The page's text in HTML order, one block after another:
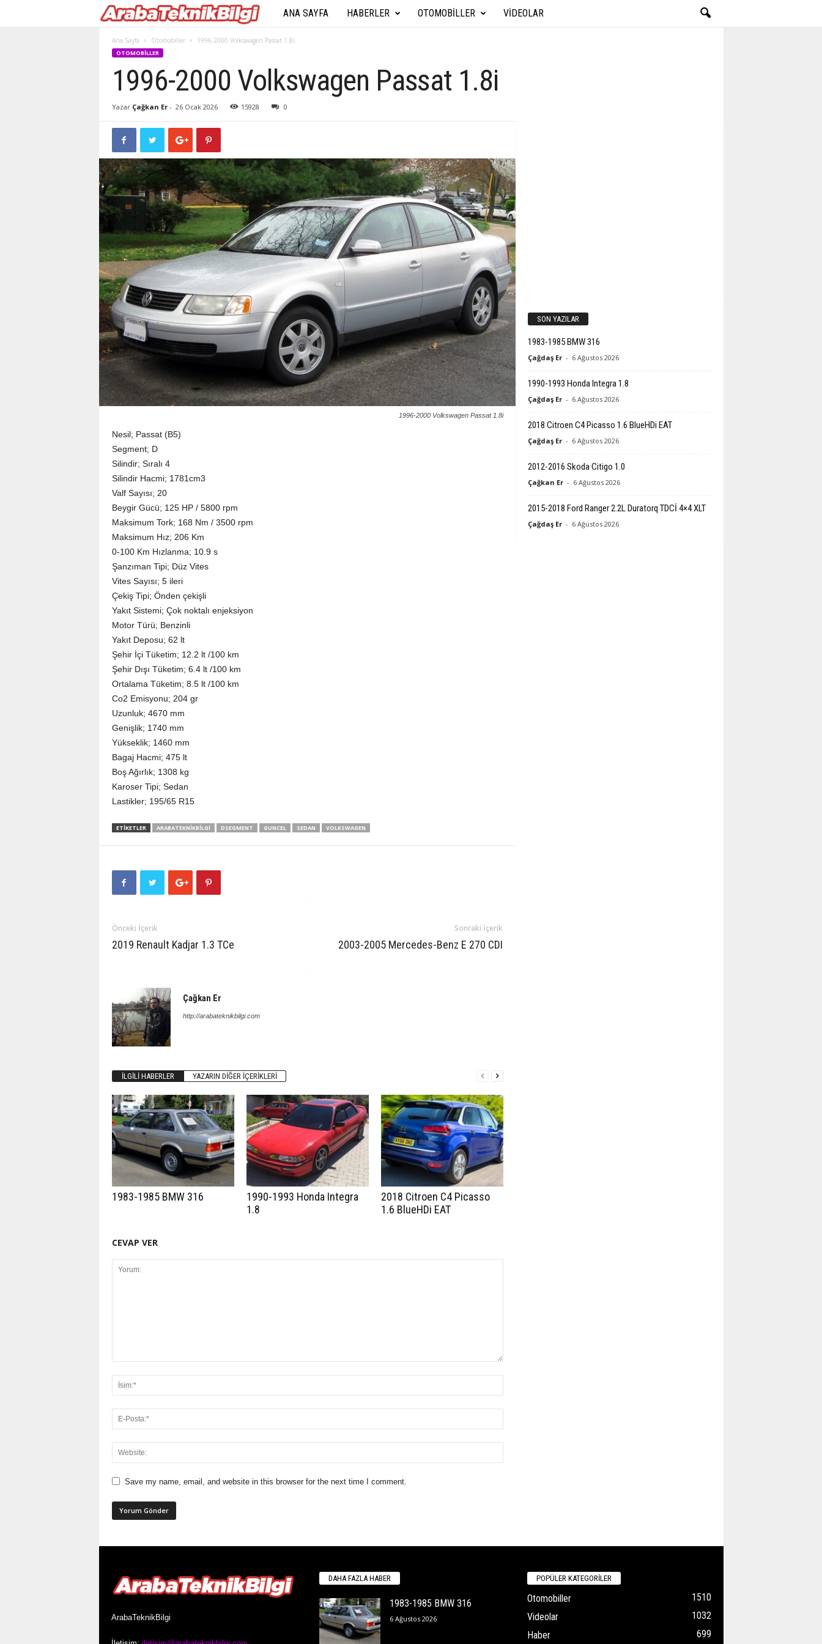
r
a
b
a
e
k
n
i
B
g
ANA SAYFA HABERLER OTOMOBILLER VIDEOLAR
Ana Sayfa Otomobiller 1996-2000 Volkswagen Passat 1.8i
OTOMOBILLER
1996-2000 Volkswagen Passat 1.8i
Yazar Çağkan Er- 26 Ocak 2026 15928 0
1996-2000 Volkswagen Passat 1.8i
Nesil; Passat (B5)
Segment; D
Silindir; Sıralı 4
Silindir Hacmi; 1781cm3
Valf Sayısı; 20
Beygir Gücü; 125 HP / 5800 rpm
Maksimum Tork; 168 Nm / 3500 rpm
Maksimum Hız; 206 Km
0-100 Km Hızlanma; 10.9 s
Şanzıman Tipi; Düz Vites
Vites Sayısı; 5 ileri
Çekiş Tipi; Önden çekişli
Yakıt Sistemi; Çok noktalı enjeksiyon
Motor Türü; Benzinli
Yakıt Deposu; 62 lt
Şehir İçi Tüketim; 12.2 lt /100 km
Şehir Dışı Tüketim; 6.4 lt /100 km
Ortalama Tüketim; 8.5 lt /100 km
Co2 Emisyonu; 204 gr
Uzunluk; 4670 mm
Genişlik; 1740 mm
Yükseklik; 1460 mm
Bagaj Hacmi; 475 lt
Boş Ağırlık; 1308 kg
Karoser Tipi; Sedan
Lastikler; 195/65 R15
ETIKETLER ARABATEKNIKBILGI DSEGMENT GUNCEL SEDAN VOLKSWAGEN
Önceki İçerik
2019 Renault Kadjar 1.3 TCe
Sonraki İçerik
2003-2005 Mercedes-Benz E 270 CDI
Çağkan Er
http://arabateknikbilgi.com
İLGILI HABERLER YAZARIN DIĞER İÇERIKLERI
1983-1985 BMW 316
1990-1993 Honda Integra
1.8
2018 Citroen C4 Picasso
1.6 BlueHDi EAT
CEVAP VER
Save my name, email, and website in this browser for the next time I comment.
SON YAZILAR
1983-1985 BMW 316
Çağdaş Er - 6 Ağustos 2026
1990-1993 Honda Integra 1.8
Çağdaş Er - 6 Ağustos 2026
2018 Citroen C4 Picasso 1.6 BlueHDi EAT
Çağdaş Er - 6 Ağustos 2026
2012-2016 Skoda Citigo 1.0
Çağkan Er - 6 Ağustos 2026
2015-2018 Ford Ranger 2.2L Duratorq TDCİ 4×4 XLT
Çağdaş Er - 6 Ağustos 2026
ArabaTeknikBilgi
DAHA FAZLA HABER
1983-1985 BMW 316
6 Ağustos 2026
POPÜLER KATEGORİLER
Otomobiller
1510
Videolar
1032
Haber
699